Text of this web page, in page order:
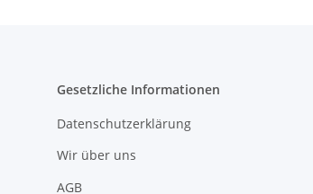
Gesetzliche Informationen
Datenschutzerklärung
Wir über uns
AGB